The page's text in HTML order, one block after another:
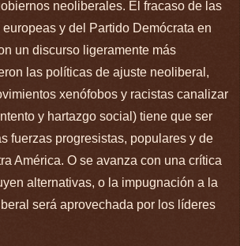
neoliberales. El fracaso de las
y del Partido Demócrata en
un discurso ligeramente más
las políticas de ajuste neoliberal,
xenófobos y racistas canalizar
y hartazgo social) tiene que ser
fuerzas progresistas, populares y de
América. O se avanza con una crítica
alternativas, o la impugnación a la
será aprovechada por los líderes